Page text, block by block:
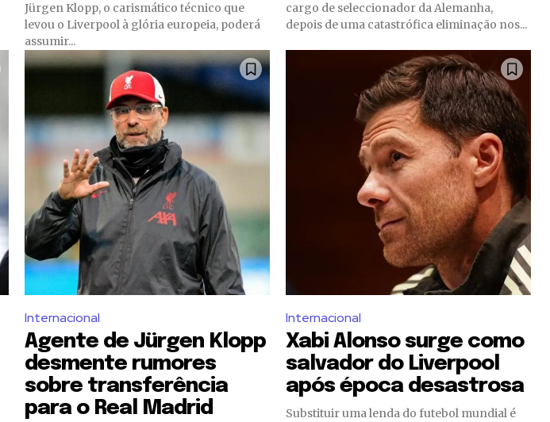
Jürgen Klopp, o carismático técnico que
levou o Liverpool à glória europeia, poderá
assumir...
cargo de seleccionador da Alemanha,
depois de uma catastrófica eliminação nos...
Internacional
Agente de Jürgen Klopp
desmente rumores
sobre transferência
para o Real Madrid
Internacional
Xabi Alonso surge como
salvador do Liverpool
após época desastrosa
Substituir uma lenda do futebol mundial é